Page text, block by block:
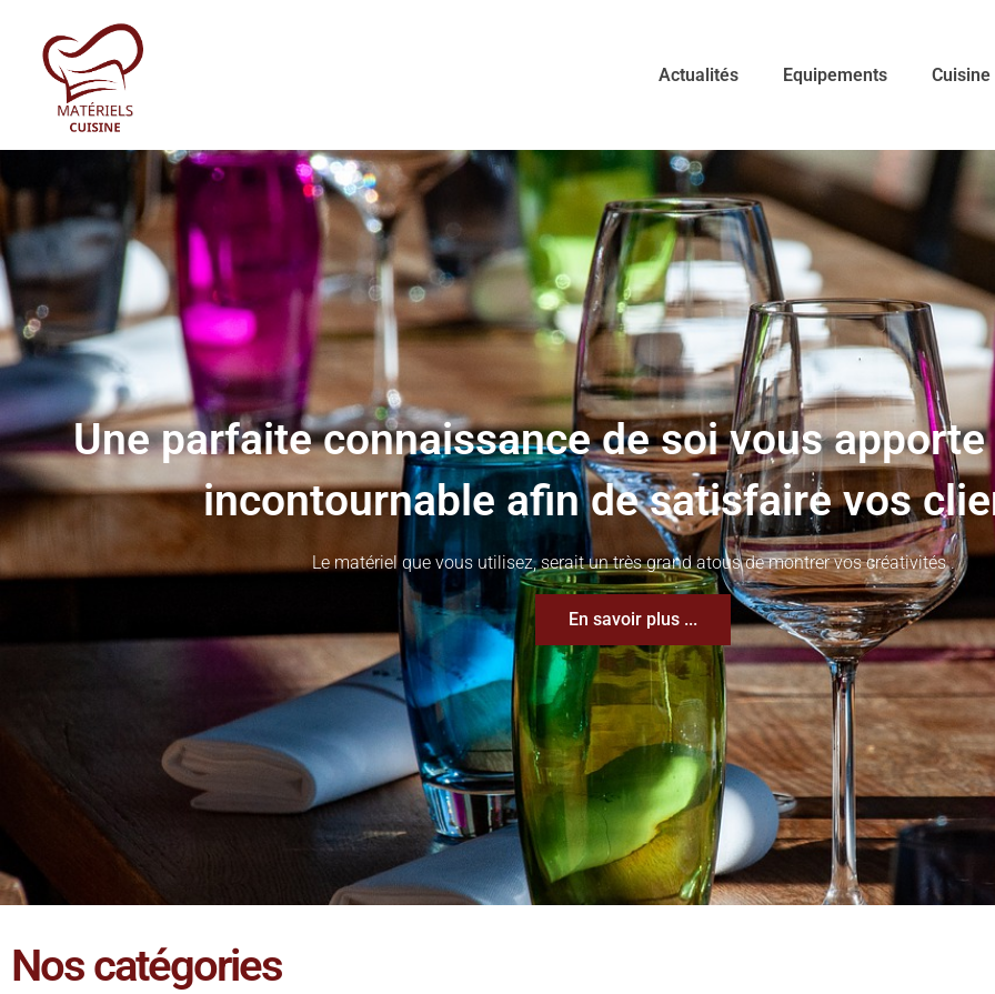
Actualités Equipements Cuisine
Une parfaite connaissance de soi vous
incontournable afin de satisfaire vos
Le matériel que vous utilisez, serait un très grand atous de montrer vos créativités .
En savoir plus ...
Nos catégories